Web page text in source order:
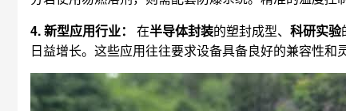
4. 新型应用行业：
在半导体封装的塑封成型、 科研实验
日益增长。这些应用往往要求设备具备良好的兼容性和